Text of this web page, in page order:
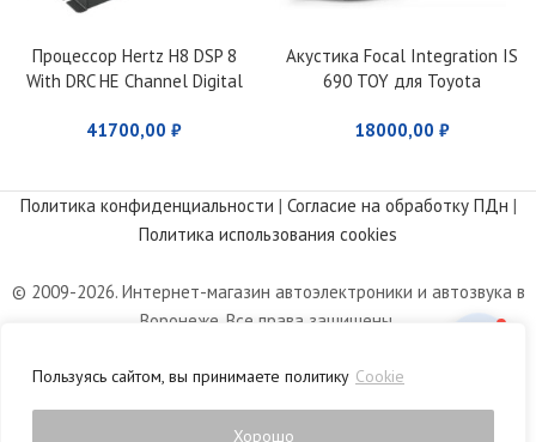
Пользуясь сайтом, вы принимаете политику Cookie
Хорошо
Процессор Hertz H8 DSP 8
With DRC HE Channel Digital
41700,00 ₽
Акустика Focal Integration IS
690 TOY для Toyota
18000,00 ₽
Политика конфиденциальности | Согласие на обработку ПДн |
Политика использования cookies
© 2009-2026. Интернет-магазин автоэлектроники и автозвука в
Воронеже. Все права защищены.
характер и не является публичной офертой, определяемой
положениями статьи 437 Гражданского кодекса РФ.